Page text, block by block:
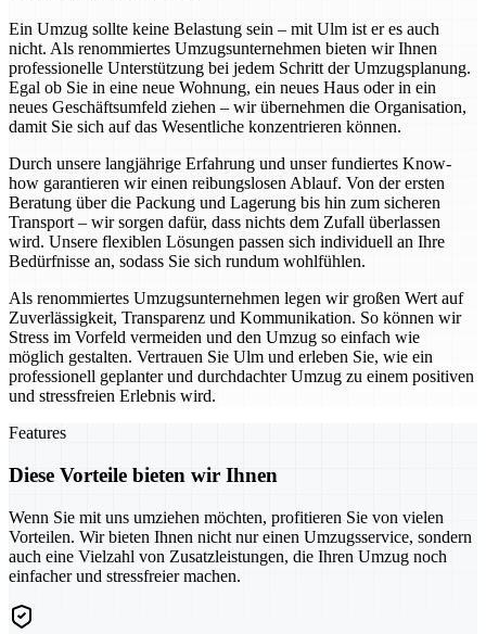
Ein Umzug sollte keine Belastung sein – mit Ulm ist er es auch
nicht. Als renommiertes Umzugsunternehmen bieten wir Ihnen
professionelle Unterstützung bei jedem Schritt der Umzugsplanung.
Egal ob Sie in eine neue Wohnung, ein neues Haus oder in ein
neues Geschäftsumfeld ziehen – wir übernehmen die Organisation,
damit Sie sich auf das Wesentliche konzentrieren können.
Durch unsere langjährige Erfahrung und unser fundiertes Know-
how garantieren wir einen reibungslosen Ablauf. Von der ersten
Beratung über die Packung und Lagerung bis hin zum sicheren
Transport – wir sorgen dafür, dass nichts dem Zufall überlassen
wird. Unsere flexiblen Lösungen passen sich individuell an Ihre
Bedürfnisse an, sodass Sie sich rundum wohlfühlen.
Als renommiertes Umzugsunternehmen legen wir großen Wert auf
Zuverlässigkeit, Transparenz und Kommunikation. So können wir
Stress im Vorfeld vermeiden und den Umzug so einfach wie
möglich gestalten. Vertrauen Sie Ulm und erleben Sie, wie ein
professionell geplanter und durchdachter Umzug zu einem positiven
und stressfreien Erlebnis wird.
Features
Diese Vorteile bieten wir Ihnen
Wenn Sie mit uns umziehen möchten, profitieren Sie von vielen
Vorteilen. Wir bieten Ihnen nicht nur einen Umzugsservice, sondern
auch eine Vielzahl von Zusatzleistungen, die Ihren Umzug noch
einfacher und stressfreier machen.